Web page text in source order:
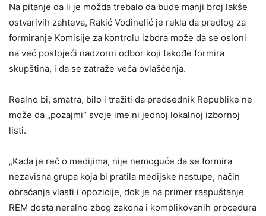
Na pitanje da li je možda trebalo da bude manji broj lakše
ostvarivih zahteva, Rakić Vodinelić je rekla da predlog za
formiranje Komisije za kontrolu izbora može da se osloni
na već postojeći nadzorni odbor koji takođe formira
skupština, i da se zatraže veća ovlašćenja.
Realno bi, smatra, bilo i tražiti da predsednik Republike ne
može da „pozajmi“ svoje ime ni jednoj lokalnoj izbornoj
listi.
„Kada je reč o medijima, nije nemoguće da se formira
nezavisna grupa koja bi pratila medijske nastupe, način
obraćanja vlasti i opozicije, dok je na primer raspuštanje
REM dosta neralno zbog zakona i komplikovanih procedura